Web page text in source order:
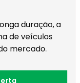
duração, a
de veículos
mercado.